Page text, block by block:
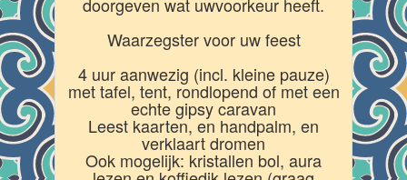
Waarzegster voor uw feest
4 uur aanwezig (incl. kleine pauze)
met tafel, tent, rondlopend of met een
echte gipsy caravan
Leest kaarten, en handpalm, en
verklaart dromen
Ook mogelijk: kristallen bol, aura